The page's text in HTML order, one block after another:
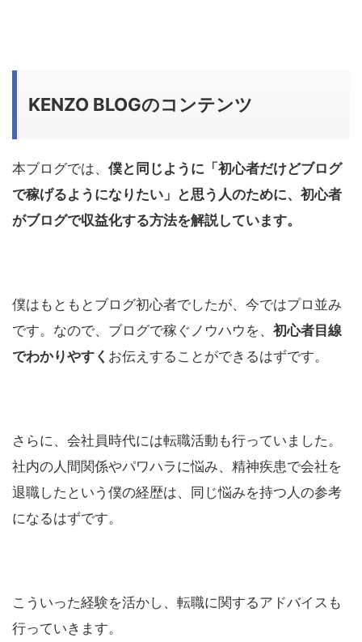
KENZO BLOGのコンテンツ
本ブログでは、 僕と同じように「初心者だけどブログ
で稼げるようになりたい」と思う人のために、初心者
がブログで収益化する方法を解説しています。
僕はもともとブログ初心者でしたが、今ではプロ並み
です。なので、ブログで稼ぐノウハウを、 初心者目線
でわかりやすく お伝えすることができるはずです。
さらに、会社員時代には転職活動も行っていました。
社内の人間関係やパワハラに悩み、精神疾患で会社を
退職したという僕の経歴は、同じ悩みを持つ人の参考
になるはずです。
こういった経験を活かし、転職に関するアドバイスも
行っていきます。